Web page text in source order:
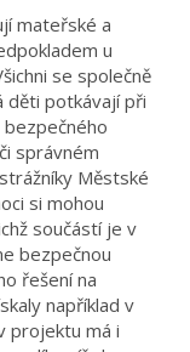
mateřské a
u
se společně
děti potkávají při
bezpečného
správném
Městské
si mohou
součástí je v
bezpečnou
řešení na
například v
projektu má i